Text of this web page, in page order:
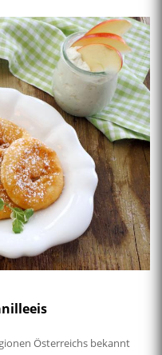
Österreichs bekannt